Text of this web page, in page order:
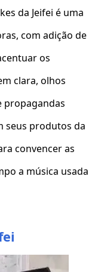
da Jeifei é uma
com adição de
os
clara, olhos
propagandas
seus produtos da
convencer as
a música usada